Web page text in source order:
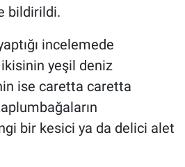
bildirildi.
incelemede
yeşil deniz
ise caretta caretta
bir kesici ya da delici alet